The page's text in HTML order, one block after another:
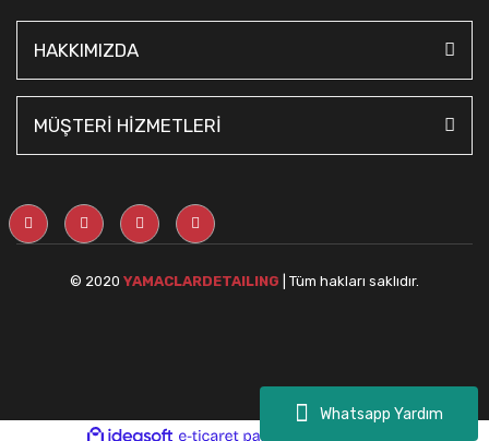
Whatsapp Yardım
HAKKIMIZDA
MÜŞTERİ HİZMETLERİ
© 2020 YAMACLARDETAILING | Tüm hakları saklıdır.
ideasoft